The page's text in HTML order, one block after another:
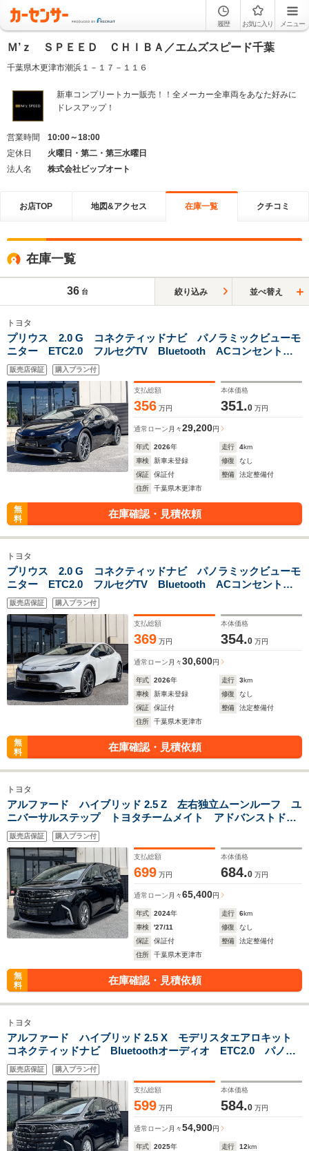
履歴 お気に入り メニュー
Ｍ’ｚ ＳＰＥＥＤ ＣＨＩＢＡ／エムズスピード千葉
千葉県木更津市潮浜１－１７－１１６
新車コンプリートカー販売！！全メーカー全車両をあなた好みに
ドレスアップ！
営業時間
10:00～18:00
定休日
火曜日・第二・第三水曜日
法人名
株式会社ビップオート
お店TOP 地図&アクセス 在庫一覧 クチコミ
在庫一覧
36 台 絞り込み 並べ替え
トヨタ
プリウス 2.0 G コネクティッドナビ パノラミックビューモ
ニター ETC2.0 フルセグTV Bluetooth ACコンセント
LEDヘッドランプ 19インチアルミホイール シートヒータ
ー パノラミックビューモニター
販売店保証 購入プラン付
支払総額
356 万円
本体価格
351.0 万円
通常ローン 月々29,200円
年式 2026年 走行 4km
車検
新車未登録 修復
なし
保証
保証付 整備
法定整備付
住所
千葉県木更津市
無
料
在庫確認・見積依頼
トヨタ
プリウス 2.0 G コネクティッドナビ パノラミックビューモ
ニター ETC2.0 フルセグTV Bluetooth ACコンセント
LEDヘッドランプ 19インチアルミホイール シートヒータ
ー パノラミックビューモニター
販売店保証 購入プラン付
支払総額
369 万円
本体価格
354.0 万円
通常ローン 月々30,600円
年式 2026年 走行 3km
車検
新車未登録 修復
なし
保証
保証付 整備
法定整備付
住所
千葉県木更津市
無
料
在庫確認・見積依頼
トヨタ
アルファード ハイブリッド 2.5 Z 左右独立ムーンルーフ ユ
ニバーサルステップ トヨタチームメイト アドバンストドラ
イブ アドバンストパーク デジタルインナーミラー PVM
HUD BSM タッチトレーサー
販売店保証 購入プラン付
支払総額
699 万円
本体価格
684.0 万円
通常ローン 月々65,400円
年式 2024年 走行 6km
車検
'27/11 修復
なし
保証
保証付 整備
法定整備付
住所
千葉県木更津市
無
料
在庫確認・見積依頼
トヨタ
アルファード ハイブリッド 2.5 X モデリスタエアロキット
コネクティッドナビ Bluetoothオーディオ ETC2.0 パノラ
ミックビューモニター BSM 両側電動スライドドア 寒冷地
仕様 ユニバーサルステップ ドライブレコーダー
販売店保証 購入プラン付
支払総額
599 万円
本体価格
584.0 万円
通常ローン 月々54,900円
年式 2025年 走行 12km